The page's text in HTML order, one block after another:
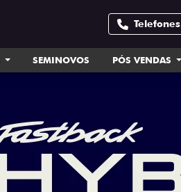
Telefones
SEMINOVOS PÓS VENDAS